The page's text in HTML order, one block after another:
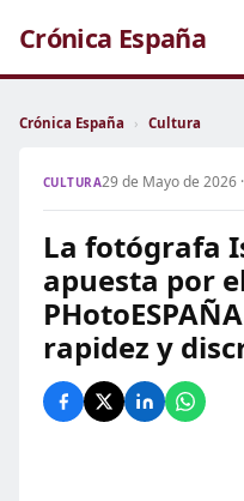
Crónica España
Crónica España › Cultura
CULTURA29 de Mayo de 2026
La fotógrafa
apuesta por
rapidez y